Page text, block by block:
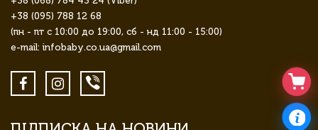
+38 (095) 788 12 68
(пн - пт с 10:00 до 19:00, сб - нд 11:00 - 15:00)
e-mail: infobaby.co.ua@gmail.com